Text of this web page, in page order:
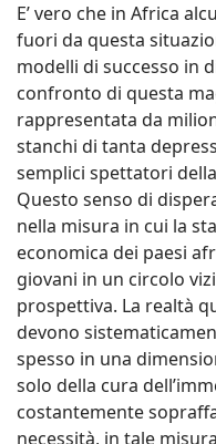
E’ vero che in Africa
fuori da questa
modelli di successo in
confronto di questa
rappresentata da
stanchi di tanta
semplici spettatori
Questo senso di
nella misura in cui la
economica dei paesi
giovani in un circolo
prospettiva. La realtà
devono
spesso in una
solo della cura
costantemente
necessità, in tale